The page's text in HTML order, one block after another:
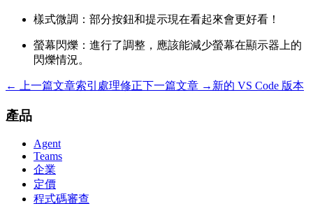
樣式微調：部分按鈕和提示現在看起來會更好看！
螢幕閃爍：進行了調整，應該能減少螢幕在顯示器上的
閃爍情況。
← 上一篇文章索引處理修正下一篇文章 → 新的 VS Code 版本
產品
Agent
Teams
企業
定價
程式碼審查